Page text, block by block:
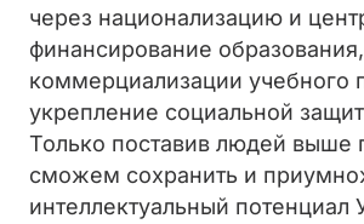
через национализацию и
финансирование образования,
коммерциализации учебного
укрепление социальной
Только поставив людей выше
сможем сохранить и
интеллектуальный потенциал